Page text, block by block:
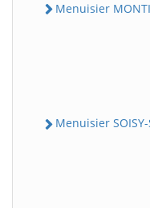
Menuisier
Menuisier